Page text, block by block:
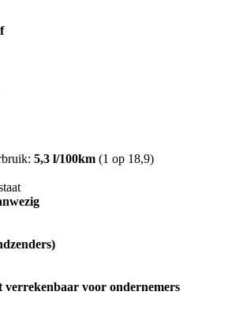
5,3 l/100km (1 op 18,9)
verrekenbaar voor ondernemers